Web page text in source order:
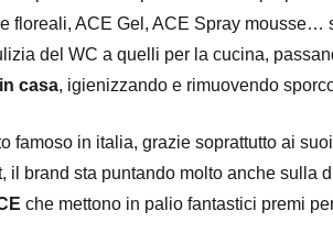
floreali, ACE Gel, ACE Spray
del WC a quelli per la cucina,
casa, igienizzando e rimuovendo
famoso in italia, grazie soprattutto ai
il brand sta puntando molto anche
che mettono in palio fantastici premi